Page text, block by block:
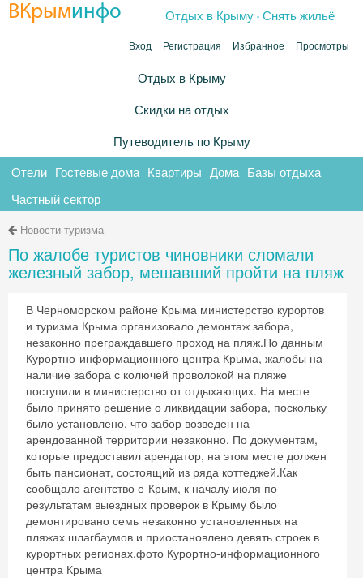
ВКрыминфо Отдых в Крыму .Снять жильё
Вход Регистрация Избранное Просмотры
Отдых в Крыму
Скидки на отдых
Путеводитель по Крыму
Отели Гостевые дома Квартиры Дома Базы отдыха
Частный сектор
Новости туризма
По жалобе туристов чиновники сломали
железный забор, мешавший пройти на пляж
В Черноморском районе Крыма министерство курортов
и туризма Крыма организовало демонтаж забора,
незаконно преграждавшего проход на пляж.По данным
Курортно-информационного центра Крыма, жалобы на
наличие забора с колючей проволокой на пляже
поступили в министерство от отдыхающих. На месте
было принято решение о ликвидации забора, поскольку
было установлено, что забор возведен на
арендованной территории незаконно. По документам,
которые предоставил арендатор, на этом месте должен
быть пансионат, состоящий из ряда коттеджей.Как
сообщало агентство е-Крым, к началу июля по
результатам выездных проверок в Крыму было
демонтировано семь незаконно установленных на
пляжах шлагбаумов и приостановлено девять строек в
курортных регионах.фото Курортно-информационного
центра Крыма